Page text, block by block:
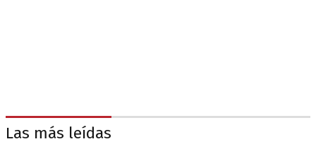
Las más leídas